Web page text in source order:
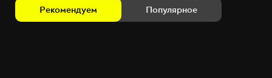
Рекомендуем Популярное